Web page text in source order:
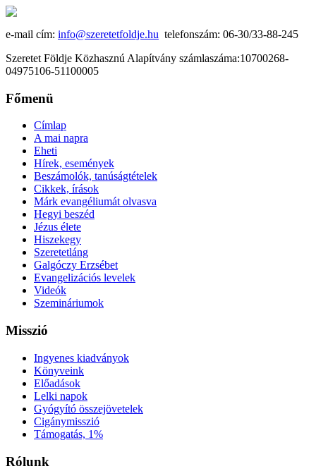
e-mail cím: info@szeretetfoldje.hu telefonszám: 06-30/33-88-245
Szeretet Földje Közhasznú Alapítvány számlaszáma:10700268-
04975106-51100005
Főmenü
Címlap
A mai napra
Eheti
Hírek, események
Beszámolók, tanúságtételek
Cikkek, írások
Márk evangéliumát olvasva
Hegyi beszéd
Jézus élete
Hiszekegy
Szeretetláng
Galgóczy Erzsébet
Evangelizációs levelek
Videók
Szemináriumok
Misszió
Ingyenes kiadványok
Könyveink
Előadások
Lelki napok
Gyógyító összejövetelek
Cigánymisszió
Támogatás, 1%
Rólunk